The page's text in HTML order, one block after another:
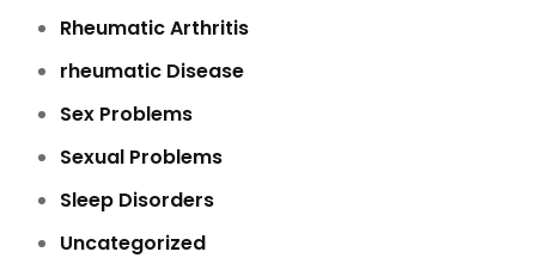
Rheumatic Arthritis
rheumatic Disease
Sex Problems
Sexual Problems
Sleep Disorders
Uncategorized